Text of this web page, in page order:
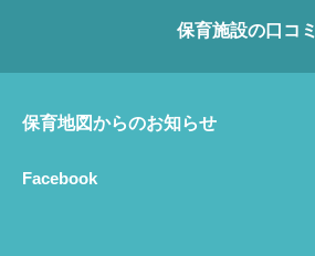
保育施設の口コミ
保育地図からのお知らせ
Facebook